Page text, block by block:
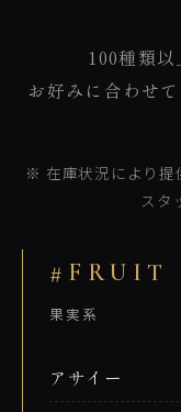
100種類以
お好みに合わせ
※ 在庫状況により提
スタ
#FRUIT
果実系
アサイー